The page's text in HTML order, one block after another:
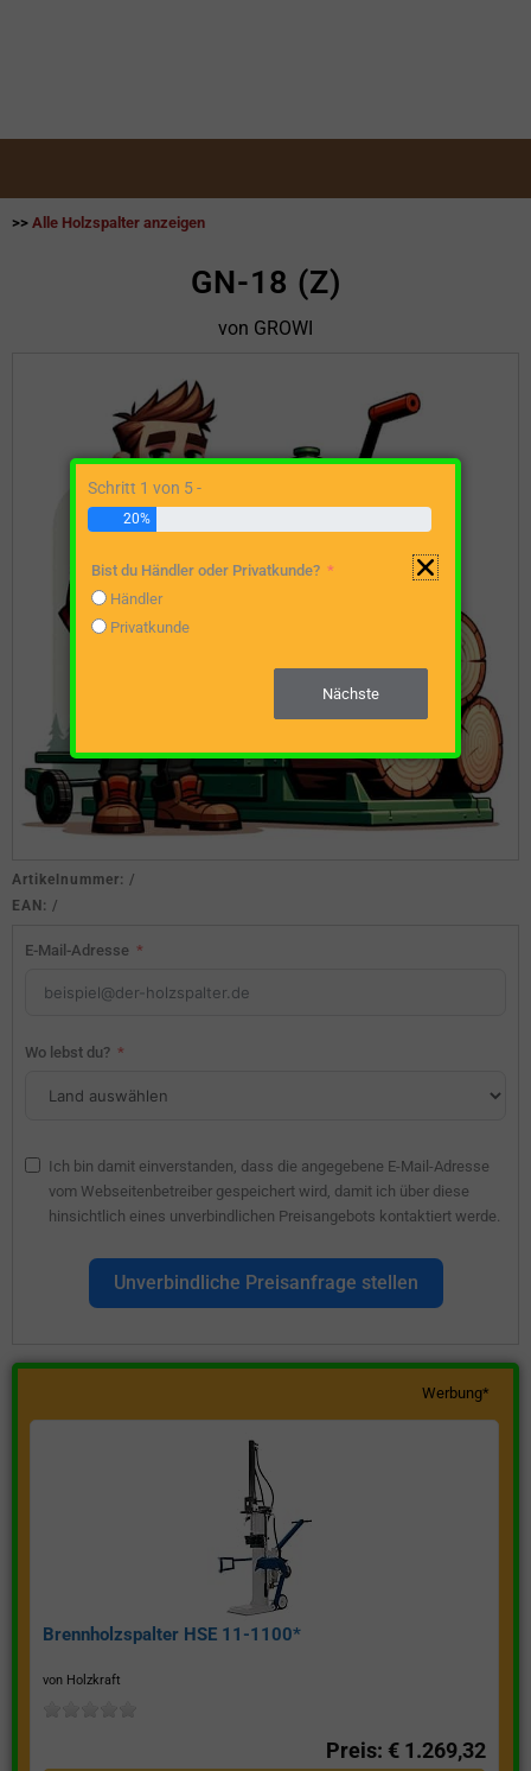
>> Alle Holzspalter anzeigen
GN-18 (Z)
von GROWI
Artikelnummer: /
EAN: /
E-Mail-Adresse
Wo lebst du?
Ich bin damit einverstanden, dass die angegebene E-Mail-Adresse
vom Webseitenbetreiber gespeichert wird, damit ich über diese
hinsichtlich eines unverbindlichen Preisangebots kontaktiert werde.
Unverbindliche Preisanfrage stellen
Werbung*
Brennholzspalter HSE 11-1100*
von Holzkraft
Preis: € 1.269,32
Schritt 1 von 5 -
20%
Bist du Händler oder Privatkunde?
Händler
Privatkunde
Nächste